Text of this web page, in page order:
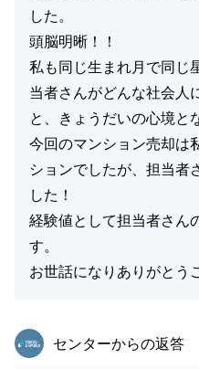
した。
頭脳明晰！！
私も同じ生まれ月で同じ
当者さんがどんな社会人
と、きょうだいの心境と
今回のマンション売却は
ションでしたが、担当者
した！
経験値として担当者さん
す。
お世話になりありがとう
東急リバブル
センターからの返答